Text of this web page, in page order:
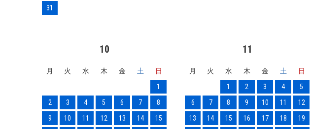
31
10
月 火 水 木 金 土
日
1
2
3 4 5 6 7
8
9
10 11 12 13 14 15
11
月 火 水 木 金 土
日
1
2 3 4
5
6
7 8 9 10 11
12
13
14 15 16 17 18 19